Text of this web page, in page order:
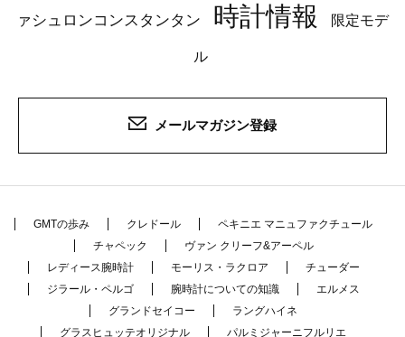
ァシュロンコンスタンタン 時計情報 限定モデ
ル
メールマガジン登録
GMTの歩み クレドール
ペキニエ マニュファクチュール
チャペック
ヴァン クリーフ&アーペル
レディース腕時計
モーリス・ラクロア
チューダー
ジラール・ペルゴ
腕時計についての知識
エルメス
グランドセイコー
ラングハイネ
グラスヒュッテオリジナル
パルミジャーニフルリエ